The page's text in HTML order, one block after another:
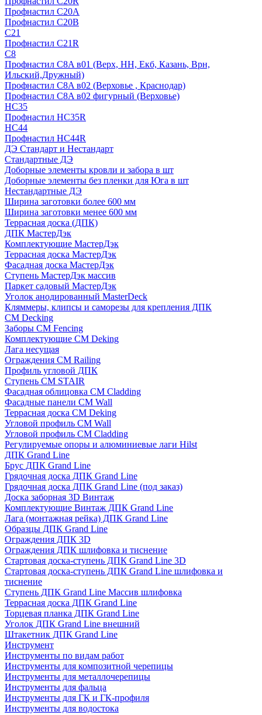
Профнастил С20А
Профнастил С20В
C21
Профнастил С21R
C8
Профнастил С8A в01 (Верх, НН, Екб, Казань, Врн,
Ильский,Дружный)
Профнастил С8A в02 (Верховье , Краснодар)
Профнастил С8A в02 фигурный (Верховье)
HС35
Профнастил HC35R
НС44
Профнастил НС44R
ДЭ Стандарт и Нестандарт
Стандартные ДЭ
Доборные элементы кровли и забора в шт
Доборные элементы без пленки для Юга в шт
Нестандартные ДЭ
Ширина заготовки более 600 мм
Ширина заготовки менее 600 мм
Террасная доска (ДПК)
ДПК МастерДэк
Комплектующие МастерДэк
Террасная доска МастерДэк
Фасадная доска МастерДэк
Ступень МастерДэк массив
Паркет садовый МастерДэк
Уголок анодированный MasterDeck
Кляммеры, клипсы и саморезы для крепления ДПК
CM Decking
Заборы CM Fencing
Комплектующие CM Deking
Лага несущая
Ограждения CM Railing
Профиль угловой ДПК
Ступень CM STAIR
Фасадная облицовка CM Cladding
Фасадные панели CM Wall
Террасная доска CM Deking
Угловой профиль CM Wall
Угловой профиль CM Cladding
Регулируемые опоры и алюминиевые лаги Hilst
ДПК Grand Line
Брус ДПК Grand Line
Грядочная доска ДПК Grand Line
Грядочная доска ДПК Grand Line (под заказ)
Доска заборная 3D Винтаж
Комплектующие Винтаж ДПК Grand Line
Лага (монтажная рейка) ДПК Grand Line
Образцы ДПК Grand Line
Ограждения ДПК 3D
Ограждения ДПК шлифовка и тиснение
Стартовая доска-ступень ДПК Grand Line 3D
Стартовая доска-ступень ДПК Grand Line шлифовка и
тиснение
Ступень ДПК Grand Line Массив шлифовка
Террасная доска ДПК Grand Line
Торцевая планка ДПК Grand Line
Уголок ДПК Grand Line внешний
Штакетник ДПК Grand Line
Инструмент
Инструменты по видам работ
Инструменты для композитной черепицы
Инструменты для металлочерепицы
Инструменты для фальца
Инструменты для ГК и ГК-профиля
Инструменты для водостока